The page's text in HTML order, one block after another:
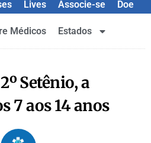
Lives Associe-se Doe
Médicos Estados
Setênio, a
7 aos 14 anos